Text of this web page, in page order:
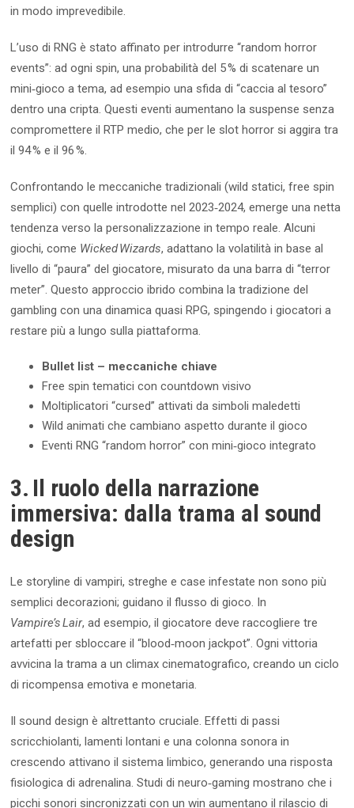
in modo imprevedibile.
L’uso di RNG è stato affinato per introdurre “random horror
events”: ad ogni spin, una probabilità del 5 % di scatenare un
mini‑gioco a tema, ad esempio una sfida di “caccia al tesoro”
dentro una cripta. Questi eventi aumentano la suspense senza
compromettere il RTP medio, che per le slot horror si aggira tra
il 94 % e il 96 %.
Confrontando le meccaniche tradizionali (wild statici, free spin
semplici) con quelle introdotte nel 2023‑2024, emerge una netta
tendenza verso la personalizzazione in tempo reale. Alcuni
giochi, come Wicked Wizards, adattano la volatilità in base al
livello di “paura” del giocatore, misurato da una barra di “terror
meter”. Questo approccio ibrido combina la tradizione del
gambling con una dinamica quasi RPG, spingendo i giocatori a
restare più a lungo sulla piattaforma.
Bullet list – meccaniche chiave
Free spin tematici con countdown visivo
Moltiplicatori “cursed” attivati da simboli maledetti
Wild animati che cambiano aspetto durante il gioco
Eventi RNG “random horror” con mini‑gioco integrato
3. Il ruolo della narrazione
immersiva: dalla trama al sound
design
Le storyline di vampiri, streghe e case infestate non sono più
semplici decorazioni; guidano il flusso di gioco. In
Vampire’s Lair, ad esempio, il giocatore deve raccogliere tre
artefatti per sbloccare il “blood‑moon jackpot”. Ogni vittoria
avvicina la trama a un climax cinematografico, creando un ciclo
di ricompensa emotiva e monetaria.
Il sound design è altrettanto cruciale. Effetti di passi
scricchiolanti, lamenti lontani e una colonna sonora in
crescendo attivano il sistema limbico, generando una risposta
fisiologica di adrenalina. Studi di neuro‑gaming mostrano che i
picchi sonori sincronizzati con un win aumentano il rilascio di